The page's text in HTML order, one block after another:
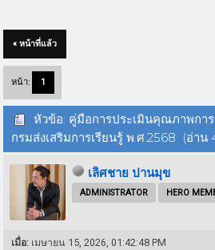
« หน้าที่แล้ว
หน้า: 1
หัวข้อ: คู่มือการประเมินคุณภาพกา
กรมส่งเสริมการเรียนรู้ พ.ศ.2568 (อ่าน
เลิศชาย ปานมุข
ADMINISTRATOR HERO
เมื่อ: เมษายน 15, 2026, 01:42:48 PM